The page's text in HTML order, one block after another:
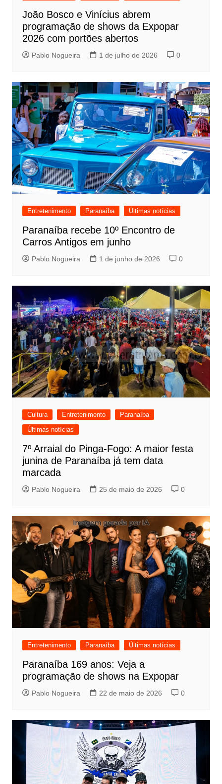
João Bosco e Vinícius abrem
programação de shows da Expopar
2026 com portões abertos
Pablo Nogueira 1 de julho de 2026 0
Entretenimento Paranaíba Últimas notícias
Paranaíba recebe 10º Encontro de
Carros Antigos em junho
Pablo Nogueira 1 de junho de 2026 0
Cultura Entretenimento
Paranaíba
Últimas notícias
7º Arraial do Pinga-Fogo: A maior festa
junina de Paranaíba já tem data
marcada
Pablo Nogueira 25 de maio de 2026 0
Entretenimento Paranaíba Últimas notícias
Paranaíba 169 anos: Veja a
programação de shows na Expopar
Pablo Nogueira 22 de maio de 2026 0